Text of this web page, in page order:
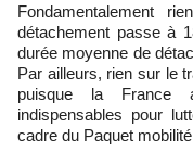
Fondamentalement
détachement passe à
durée moyenne de
Par ailleurs, rien sur le
puisque la France
indispensables pour
cadre du Paquet